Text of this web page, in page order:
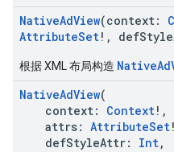
NativeAdView(context:
AttributeSet!,
根据 XML 布局构造
NativeAdView(
context: Context!,
attrs: AttributeSet
defStyleAttr: Int,